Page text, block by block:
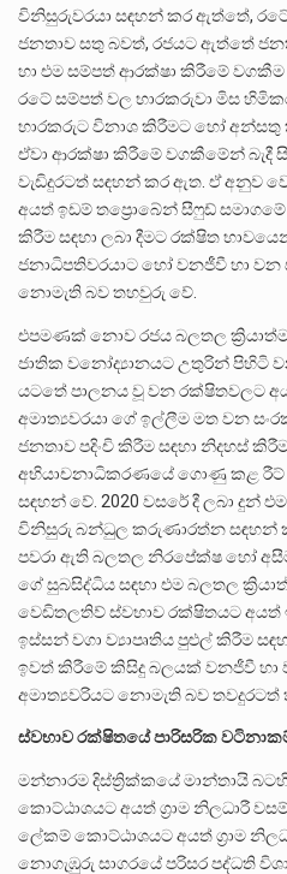
විනිසුරුවරයා සඳහන් කර ඇත්තේ,
ජනතාව සතු බවත්, රජයට ඇත්තේ
හා එම සම්පත් ආරක්ෂා කිරීමේ
රටේ සම්පත් වල භාරකරුවා මිස
භාරකරුට විනාශ කිරීමට හෝ
ඒවා ආරක්ෂා කිරීමේ වගකීමේන්
වැඩිදුරටත් සඳහන් කර ඇත. ඒ අනුව
අයත් ඉඩම් තප්‍රොබේන් සීෆුඩ් සමාගමේ
කිරීම සඳහා ලබා දීමට රක්ෂිත
ජනාධිපතිවරයාට හෝ වනජීවී හා වන
නොමැති බව තහවුරු වේ.
එපමණක් නොව රජය බලතල
ජාතික වනෝද්‍යානයට උතුරින් පිහිටි
යටතේ පාලනය වූ වන රක්ෂිතවලට
අමාත්‍යවරයා ගේ ඉල්ලීම මත වන
ජනතාව පදිංචි කිරීම සඳහා නිදහස්
අභියාචනාධිකරණයේ ගොණු කළ රීට්
සඳහන් වේ. 2020 වසරේ දී ලබා දුන්
විනිසුරු බන්ධුල කරුණාරත්න සඳහන්
පවරා ඇති බලතල නිරපේක්ෂ හෝ
ගේ සුබසිද්ධිය සඳහා එම බලතල
වෙඩිතලතිව් ස්වභාව රක්ෂිතයට අයත්
ඉස්සන් වගා ව්‍යාපෘතිය පුළුල් කිරීම
ඉවත් කිරීමේ කිසිදු බලයක් වනජීවී හා
අමාත්‍යවරියට නොමැති බව තවදුරටත්
ස්වභාව රක්ෂිතයේ පාරිසරික
මන්නාරම දිස්ත්‍රික්කයේ මාන්තායි
කොට්ඨාශයට අයත් ග්‍රාම නිලධාරී
ලේකම් කොට්ඨාශයට අයත් ග්‍රාම
නොගැඹුරු සාගරයේ පරිසර පද්ධති